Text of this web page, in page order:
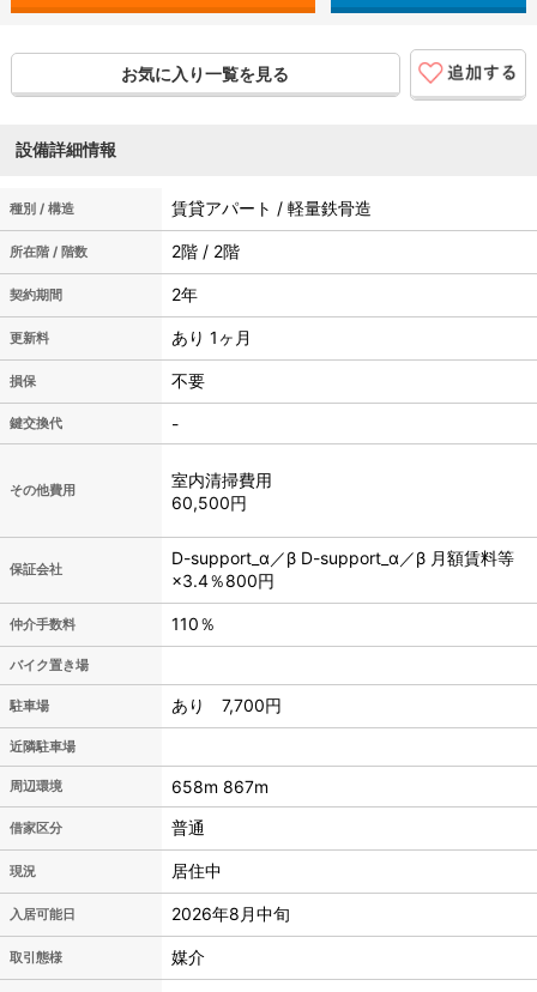
お気に入り一覧を見る
設備詳細情報
種別 / 構造 賃貸アパート / 軽量鉄骨造
所在階 / 階数 2階 / 2階
契約期間 2年
更新料 あり 1ヶ月
損保 不要
鍵交換代 -
その他費用
室内清掃費用
60,500円
保証会社
D-support_α／β D-support_α／β 月額賃料等
×3.4％800円
仲介手数料 110％
バイク置き場
駐車場 あり 7,700円
近隣駐車場
周辺環境 658m 867m
借家区分 普通
現況 居住中
入居可能日 2026年8月中旬
取引態様 媒介